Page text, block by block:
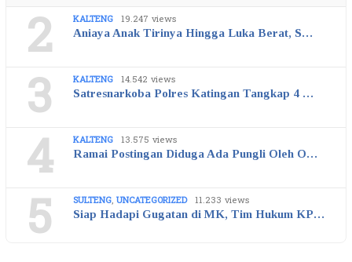
2 KALTENG 19.247 views
Aniaya Anak Tirinya Hingga Luka Berat, S…
3 KALTENG 14.542 views
Satresnarkoba Polres Katingan Tangkap 4 …
4 KALTENG 13.575 views
Ramai Postingan Diduga Ada Pungli Oleh O…
5 SULTENG, UNCATEGORIZED 11.233 views
Siap Hadapi Gugatan di MK, Tim Hukum KP…